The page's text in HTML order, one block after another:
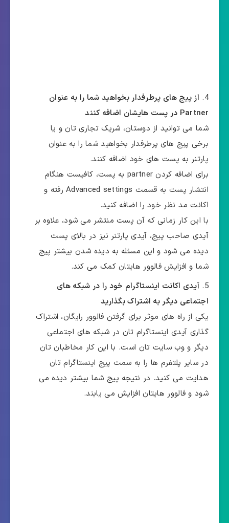
از پیج های پرطرفدار بخواهید شما را به عنوان
Partner در پست هایشان اضافه کنند
شما می توانید از دوستان، شریک تجاری تان و یا
برخی پیج های پرطرفدار بخواهید شما را به عنوان
پارتنر به پست های خود اضافه کنند.
برای اضافه کردن partner به پست، کافیست هنگام
انتشار پست به قسمت Advanced settings رفته و
اکانت مد نظر خود را اضافه کنید.
با این کار زمانی که آن پست منتشر می شود، علاوه بر
آیدی صاحب پیج، آیدی پارتنر نیز در بالای پست
دیده می شود و این مسئله به دیده شدن بیشتر پیج
شما و افزایش فالوور هایتان کمک می کند.
آیدی اکانت اینستاگرام خود را در شبکه های
اجتماعی دیگر به اشتراک بگذارید
یکی از راه های موثر برای گرفتن فالوور رایگان، اشتراک
گذاری آیدی اینستاگرام تان در شبکه های اجتماعی
دیگر و وب سایت تان است. با این کار مخاطبان تان
در سایر پلتفرم ها را به سمت پیج اینستاگرام تان
هدایت می کنید. در نتیجه پیج شما بیشتر دیده می
شود و فالوور هایتان افزایش می یابند.